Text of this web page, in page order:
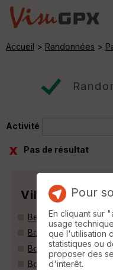
Accueil > Randonnées >
Activité
Pas de résultat
Villes
Beauvoir-Wavans
Bonnières (62270)
Boubers-sur-Canche
Bouquemaison
Pour
En cliquant sur
usage
que l'utilisation
statistiques ou
proposer des
d'interêt.